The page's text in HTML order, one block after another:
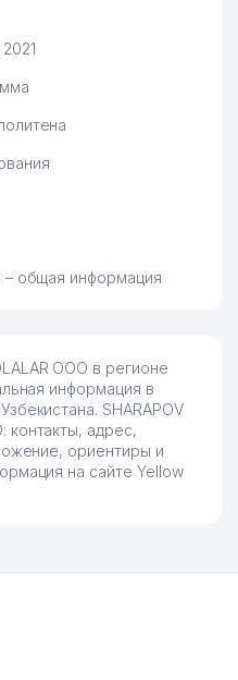
– общая информация
ООО в регионе
информация в
SHARAPOV
контакты, адрес,
ориентиры и
на сайте Yellow